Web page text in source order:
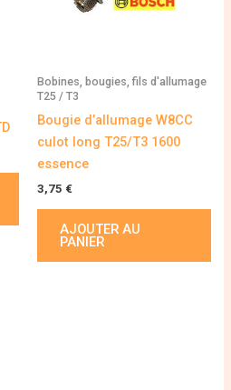
Bobines, bougies, fils d'allumage
T25 / T3
Bougie d’allumage W8CC
culot long T25/T3 1600
essence
3,75 €
AJOUTER AU
PANIER